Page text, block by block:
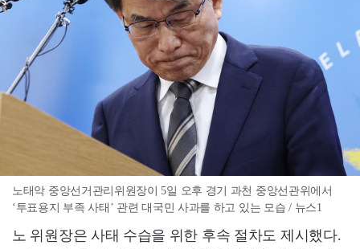
노태악 중앙선거관리위원장이 5일 오후 경기 과천 중앙선관위에서
‘투표용지 부족 사태’ 관련 대국민 사과를 하고 있는 모습 / 뉴스1
노 위원장은 사태 수습을 위한 후속 절차도 제시했다.